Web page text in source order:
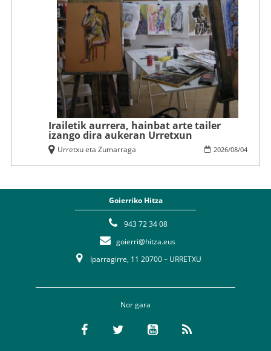
Irailetik aurrera, hainbat arte tailer
izango dira aukeran Urretxun
2026/08/04
Urretxu eta Zumarraga
Goierriko Hitza
943 72 34 08
goierri@hitza.eus
Iparragirre, 11 20700 – URRETXU
Nor gara